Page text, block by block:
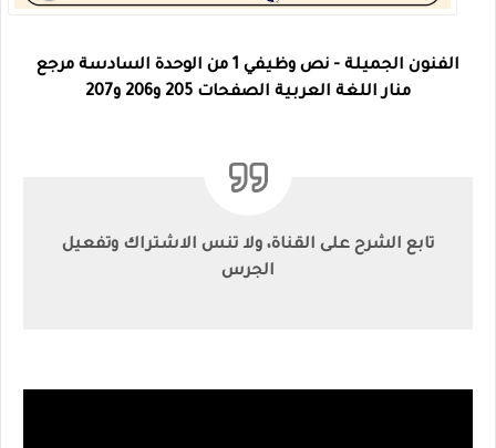
الفنون الجميلة - نص وظيفي 1 من الوحدة السادسة مرجع
منار اللغة العربية الصفحات 205 و206 و207
تابع الشرح على القناة، ولا تنس الاشتراك وتفعيل
الجرس